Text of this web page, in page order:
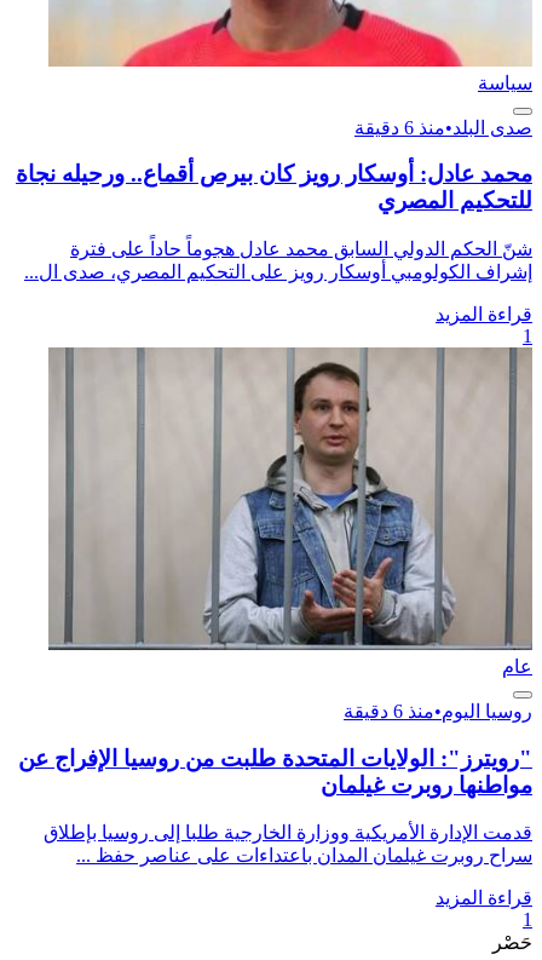
سياسة
صدى البلد•منذ 6 دقيقة
محمد عادل: أوسكار رويز كان بيرص أقماع.. ورحيله نجاة
للتحكيم المصري
شنّ الحكم الدولي السابق محمد عادل هجوماً حاداً على فترة
إشراف الكولومبي أوسكار رويز على التحكيم المصري، صدى ال...
قراءة المزيد
1
عام
روسيا اليوم•منذ 6 دقيقة
"رويترز": الولايات المتحدة طلبت من روسيا الإفراج عن
مواطنها روبرت غيلمان
قدمت الإدارة الأمريكية ووزارة الخارجية طلبا إلى روسيا بإطلاق
سراح روبرت غيلمان المدان باعتداءات على عناصر حفظ ...
قراءة المزيد
1
حَصْر